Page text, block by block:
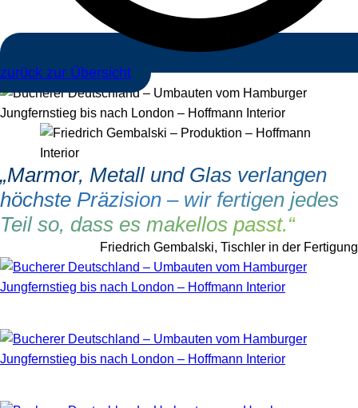
zurück zur Übersicht
„Marmor, Metall und Glas verlangen
höchste Präzision – wir fertigen jedes
Teil so, dass es makellos passt.“
Friedrich Gembalski, Tischler in der Fertigung